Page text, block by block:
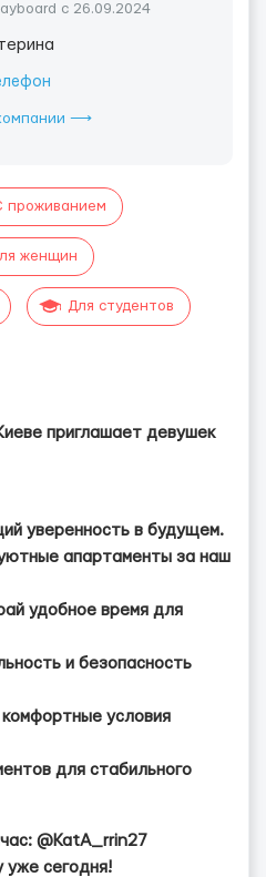
с 26.09.2024
⟶
проживанием
женщин
Для студентов
приглашает девушек
уверенность в будущем.
апартаменты за наш
удобное время для
и безопасность
условия
для стабильного
@KatA_rrin27
уже сегодня!